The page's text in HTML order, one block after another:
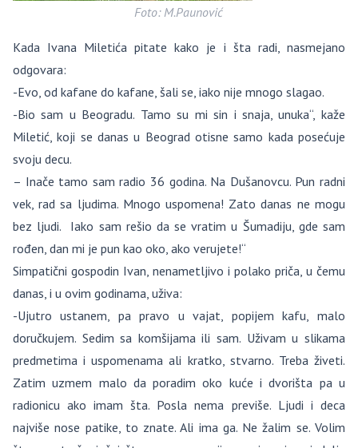
Foto: M.Paunović
Kada Ivana Miletića pitate kako je i šta radi, nasmejano
odgovara:
-Evo, od kafane do kafane, šali se, iako nije mnogo slagao.
-Bio sam u Beogradu. Tamo su mi sin i snaja, unuka“, kaže
Miletić, koji se danas u Beograd otisne samo kada posećuje
svoju decu.
– Inače tamo sam radio 36 godina. Na Dušanovcu. Pun radni
vek, rad sa ljudima. Mnogo uspomena! Zato danas ne mogu
bez ljudi. Iako sam rešio da se vratim u Šumadiju, gde sam
rođen, dan mi je pun kao oko, ako verujete!“
Simpatični gospodin Ivan, nenametljivo i polako priča, u čemu
danas, i u ovim godinama, uživa:
-Ujutro ustanem, pa pravo u vajat, popijem kafu, malo
doručkujem. Sedim sa komšijama ili sam. Uživam u slikama
predmetima i uspomenama ali kratko, stvarno. Treba živeti.
Zatim uzmem malo da poradim oko kuće i dvorišta pa u
radionicu ako imam šta. Posla nema previše. Ljudi i deca
najviše nose patike, to znate. Ali ima ga. Ne žalim se. Volim